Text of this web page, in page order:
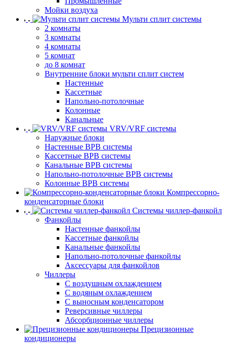
Мойки воздуха
Мульти сплит системы
2 комнаты
3 комнаты
4 комнаты
5 комнат
до 8 комнат
Внутренние блоки мульти сплит систем
Настенные
Кассетные
Напольно-потолочные
Колонные
Канальные
VRV/VRF системы
Наружные блоки
Настенные ВРВ системы
Кассетные ВРВ системы
Канальные ВРВ системы
Напольно-потолочные ВРВ системы
Колонные ВРВ системы
Компрессорно-
конденсаторные блоки
Системы чиллер-фанкойл
Фанкойлы
Настенные фанкойлы
Кассетные фанкойлы
Канальные фанкойлы
Напольно-потолочные фанкойлы
Аксессуары для фанкойлов
Чиллеры
С воздушным охлаждением
С водяным охлаждением
С выносным конденсатором
Реверсивные чиллеры
Абсорбционные чиллеры
Прецизионные
кондиционеры